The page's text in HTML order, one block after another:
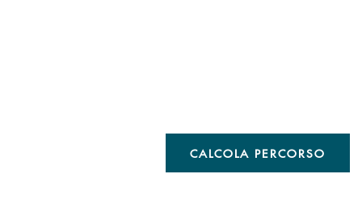
CALCOLA PERCORSO